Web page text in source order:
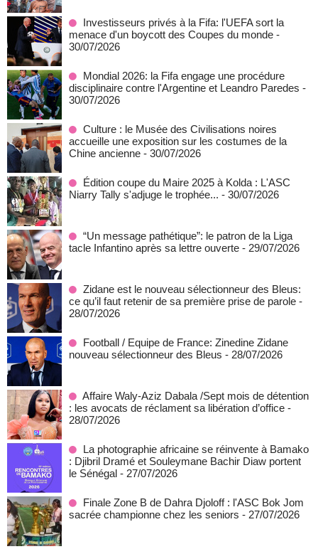
Investisseurs privés à la Fifa: l'UEFA sort la
menace d'un boycott des Coupes du monde -
30/07/2026
Mondial 2026: la Fifa engage une procédure
disciplinaire contre l'Argentine et Leandro Paredes -
30/07/2026
Culture : le Musée des Civilisations noires
accueille une exposition sur les costumes de la
Chine ancienne - 30/07/2026
Édition coupe du Maire 2025 à Kolda : L'ASC
Niarry Tally s'adjuge le trophée... - 30/07/2026
“Un message pathétique”: le patron de la Liga
tacle Infantino après sa lettre ouverte - 29/07/2026
Zidane est le nouveau sélectionneur des Bleus:
ce qu’il faut retenir de sa première prise de parole -
28/07/2026
Football / Equipe de France: Zinedine Zidane
nouveau sélectionneur des Bleus - 28/07/2026
Affaire Waly-Aziz Dabala /Sept mois de détention
: les avocats de réclament sa libération d’office -
28/07/2026
La photographie africaine se réinvente à Bamako
: Djibril Dramé et Souleymane Bachir Diaw portent
le Sénégal - 27/07/2026
Finale Zone B de Dahra Djoloff : l'ASC Bok Jom
sacrée championne chez les seniors - 27/07/2026